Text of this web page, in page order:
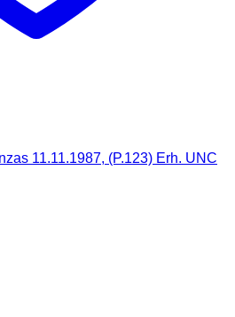
11.11.1987, (P.123) Erh. UNC